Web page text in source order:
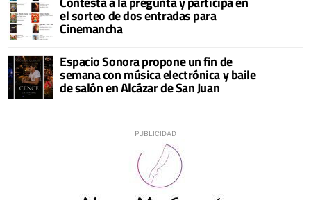
el sorteo de dos entradas para
Cinemancha
Espacio Sonora propone un fin de
semana con música electrónica y baile
de salón en Alcázar de San Juan